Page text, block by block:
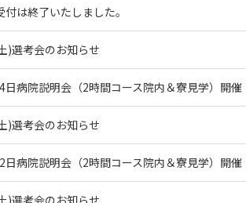
は終了いたしました。
選考会のお知らせ
病院説明会（2時間コース院内＆寮見学）開催
選考会のお知らせ
病院説明会（2時間コース院内＆寮見学）開催
選考会のお知らせ